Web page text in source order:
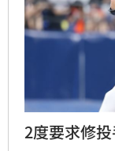
2度要求修